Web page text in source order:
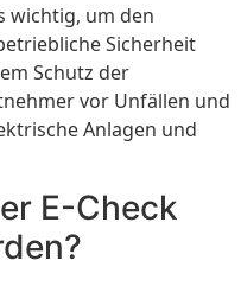
wichtig, um den
Sicherheit
Schutz der
vor Unfällen und
Anlagen und
E-Check